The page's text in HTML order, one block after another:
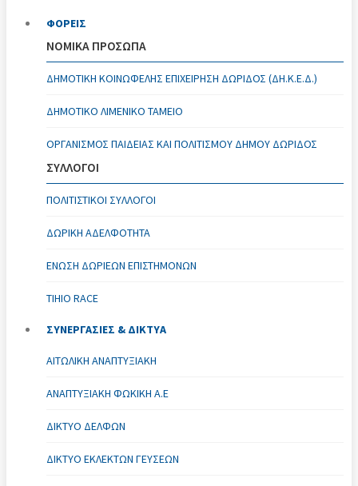
ΦΟΡΕΙΣ
ΝΟΜΙΚΑ ΠΡΟΣΩΠΑ
ΔΗΜΟΤΙΚΉ ΚΟΙΝΩΦΕΛΉΣ ΕΠΙΧΕΊΡΗΣΗ ΔΩΡΊΔΟΣ (ΔΗ.Κ.Ε.Δ.)
ΔΗΜΟΤΙΚΌ ΛΙΜΕΝΙΚΌ ΤΑΜΕΊΟ
ΟΡΓΑΝΙΣΜΌΣ ΠΑΙΔΕΊΑΣ ΚΑΙ ΠΟΛΙΤΙΣΜΟΎ ΔΉΜΟΥ ΔΩΡΊΔΟΣ
ΣΥΛΛΟΓΟΙ
ΠΟΛΙΤΙΣΤΙΚΟΊ ΣΎΛΛΟΓΟΙ
ΔΩΡΙΚΗ ΑΔΕΛΦΟΤΗΤΑ
ΈΝΩΣΗ ΔΩΡΙΕΩΝ ΕΠΙΣΤΗΜΟΝΩΝ
TIHIO RACE
ΣΥΝΕΡΓΑΣΙΕΣ & ΔΙΚΤΥΑ
ΑΙΤΩΛΙΚΉ ΑΝΑΠΤΥΞΙΑΚΉ
ΑΝΑΠΤΥΞΙΑΚΗ ΦΩΚΙΚΗ Α.Ε
ΔΊΚΤΥΟ ΔΕΛΦΏΝ
ΔΊΚΤΥΟ ΕΚΛΕΚΤΏΝ ΓΕΎΣΕΩΝ